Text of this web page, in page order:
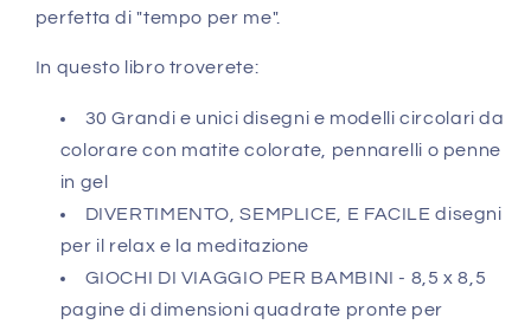
perfetta di "tempo per me".
In questo libro troverete:
30 Grandi e unici disegni e modelli circolari da
colorare con matite colorate, pennarelli o penne
in gel
DIVERTIMENTO, SEMPLICE, E FACILE disegni
per il relax e la meditazione
GIOCHI DI VIAGGIO PER BAMBINI - 8,5 x 8,5
pagine di dimensioni quadrate pronte per